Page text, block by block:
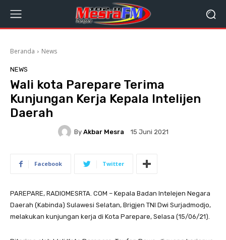
Beranda News
NEWS
Wali kota Parepare Terima
Kunjungan Kerja Kepala Intelijen
Daerah
By Akbar Mesra 15 Juni 2021
Facebook Twitter
PAREPARE, RADIOMESRTA. COM – Kepala Badan Intelejen Negara
Daerah (Kabinda) Sulawesi Selatan, Brigjen TNI Dwi Surjadmodjo,
melakukan kunjungan kerja di Kota Parepare, Selasa (15/06/21).